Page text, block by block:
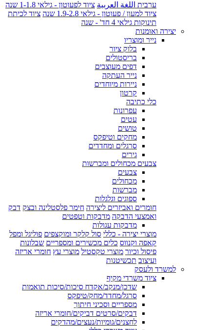
ערבית اللغة العربية ציוד לפעוטון - גילאי 1-1.8 שנה
ציוד למעון / פעוטון - גילאי 1.9-2.8 שנה
ציוד לכיתת
תינוקות גילאי 4 חד' - שנה
יצירה ואומנות
נייר ומוצריו
בלוק ציור
בריסטולים
דפים מעוצבים
נייר העתקה
ניירות מיוחדים
קרטון
כלי כתיבה
עפרונות
עטים
טושים
מחקים וטיפקס
סרגלים ומחדדים
גירים
צבעים מכחולים ומברשות
צבעים
מכחולים
מברשות
ספוגים וגלגלות
חומרים ואביזרים ליצירה חימר פלסטלינה ובצק דבק
ואמצעי הדבקה מדבקות וטפטים
מדבקות עגולות
מוצרי יצירה - כללי סול קלקר ומוקצפים פוליגל ומפל
קאפה וקנווס כלים מכשירים ומספריים שבלונות
פיסול וכיור מוצרי טקסטיל מוצרי עץ חומרי אריזה
ועיצוב תכשיטנות
למשרד ולעסק
ציוד משרדי מקיף
שדכן/מנקב/אקדח סיכות/סיכות תואמות
סרגל/מחדד/מחק/טיפקס
מספריים וסכיני חיתוך
דבקים/סרטים דביקים/חומרי אריזה
לחצנים/גומיות/נעצים/מהדקים